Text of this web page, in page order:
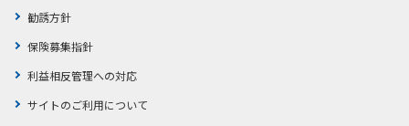
お問い合わせ
ラジオ体操・みんなの体操
ラジオ体操ポータルサイト
お客さまの声／お客さまサービス向上の取組み
勧誘方針
保険募集指針
利益相反管理への対応
サイトのご利用について